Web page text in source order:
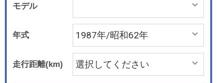
モデル
年式
走行距離(km)